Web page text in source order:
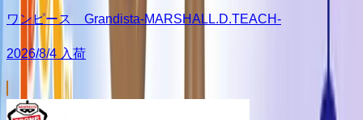
ワンピース Grandista-MARSHALL.D.TEACH-
2026/8/4 入荷